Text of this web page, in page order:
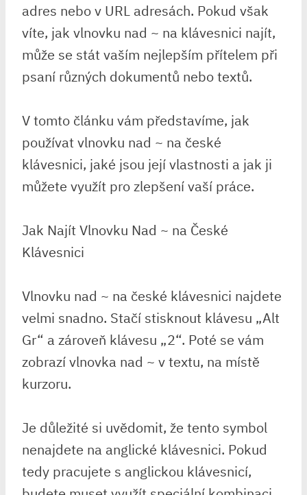
adres nebo v URL adresách. Pokud však
víte, jak vlnovku nad ~ na klávesnici najít,
může se stát vaším nejlepším přítelem při
psaní různých dokumentů nebo textů.
V tomto článku vám představíme, jak
používat vlnovku nad ~ na české
klávesnici, jaké jsou její vlastnosti a jak ji
můžete využít pro zlepšení vaší práce.
Jak Najít Vlnovku Nad ~ na České
Klávesnici
Vlnovku nad ~ na české klávesnici najdete
velmi snadno. Stačí stisknout klávesu „Alt
Gr“ a zároveň klávesu „2“. Poté se vám
zobrazí vlnovka nad ~ v textu, na místě
kurzoru.
Je důležité si uvědomit, že tento symbol
nenajdete na anglické klávesnici. Pokud
tedy pracujete s anglickou klávesnicí,